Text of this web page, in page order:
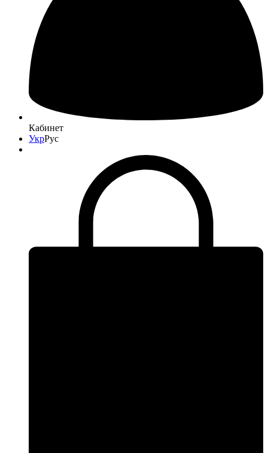
Кабинет
УкрРус